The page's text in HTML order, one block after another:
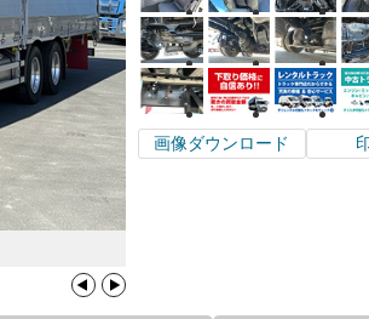
画像ダウンロード